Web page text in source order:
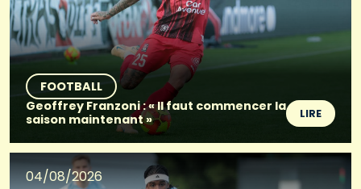
FOOTBALL
Geoffrey Franzoni : « Il faut commencer la
saison maintenant »
LIRE
04/08/2026